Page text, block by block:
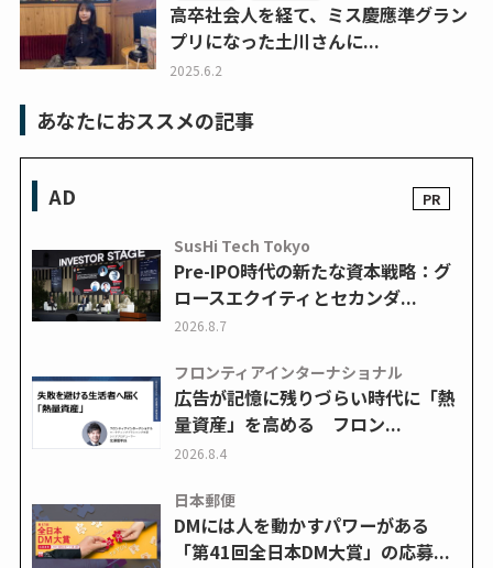
高卒社会人を経て、ミス慶應準グラン
プリになった土川さんに...
2025.6.2
あなたにおススメの記事
AD
SusHi Tech Tokyo
Pre-IPO時代の新たな資本戦略：グ
ロースエクイティとセカンダ...
2026.8.7
フロンティアインターナショナル
広告が記憶に残りづらい時代に「熱
量資産」を高める フロン...
2026.8.4
日本郵便
DMには人を動かすパワーがある
「第41回全日本DM大賞」の応募...